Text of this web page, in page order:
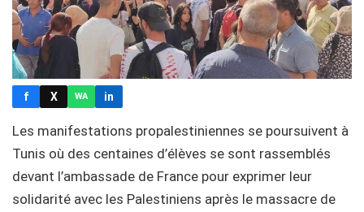
f X WA in
Les manifestations propalestiniennes se poursuivent à
Tunis où des centaines d’élèves se sont rassemblés
devant l’ambassade de France pour exprimer leur
solidarité avec les Palestiniens après le massacre de